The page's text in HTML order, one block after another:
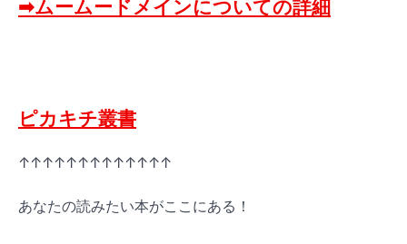
➡ムームードメインについての詳細
ピカキチ叢書
↑↑↑↑↑↑↑↑↑↑↑↑↑
あなたの読みたい本がここにある！